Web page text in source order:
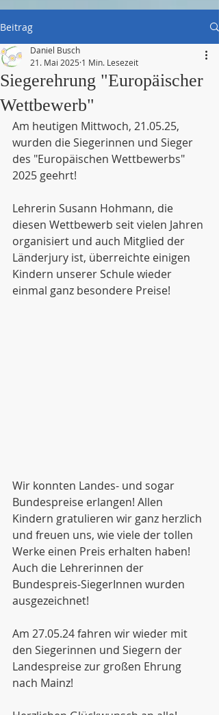
Beitrag
Siegerehrung "Europäischer
Wettbewerb"
Daniel Busch
21. Mai 2025 1 Min. Lesezeit
Am heutigen Mittwoch, 21.05.25,
wurden die Siegerinnen und Sieger
des "Europäischen Wettbewerbs"
2025 geehrt!
Lehrerin Susann Hohmann, die
diesen Wettbewerb seit vielen Jahren
organisiert und auch Mitglied der
Länderjury ist, überreichte einigen
Kindern unserer Schule wieder
einmal ganz besondere Preise!
Wir konnten Landes- und sogar
Bundespreise erlangen! Allen
Kindern gratulieren wir ganz herzlich
und freuen uns, wie viele der tollen
Werke einen Preis erhalten haben!
Auch die Lehrerinnen der
Bundespreis-SiegerInnen wurden
ausgezeichnet!
Am 27.05.24 fahren wir wieder mit
den Siegerinnen und Siegern der
Landespreise zur großen Ehrung
nach Mainz!